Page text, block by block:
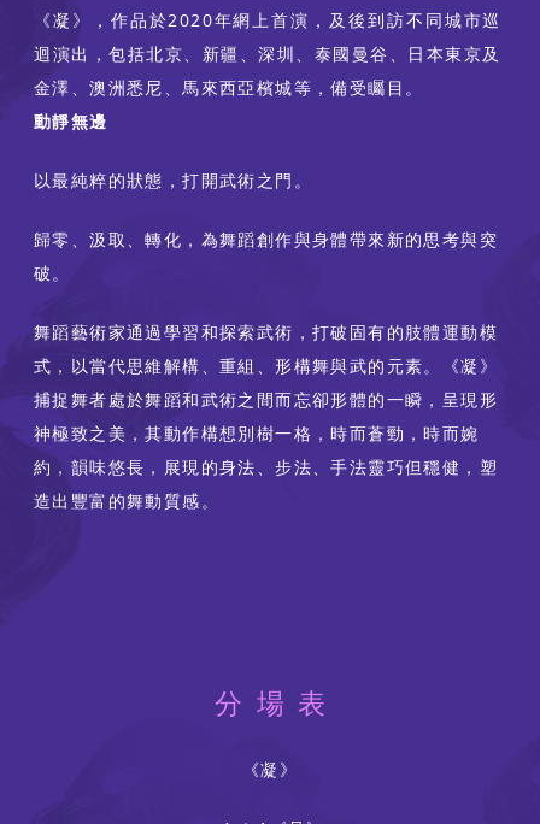
《凝》，作品於2020年網上首演，及後到訪不同城市巡
迴演出，包括北京、新疆、深圳、泰國曼谷、日本東京及
金澤、澳洲悉尼、馬來西亞檳城等，備受矚目。
動靜無邊
以最純粹的狀態，打開武術之門。
歸零、汲取、轉化，為舞蹈創作與身體帶來新的思考與突
破。
舞蹈藝術家通過學習和探索武術，打破固有的肢體運動模
式，以當代思維解構、重組、形構舞與武的元素。《凝》
捕捉舞者處於舞蹈和武術之間而忘卻形體的一瞬，呈現形
神極致之美，其動作構想別樹一格，時而蒼勁，時而婉
約，韻味悠長，展現的身法、步法、手法靈巧但穩健，塑
造出豐富的舞動質感。
分場表
《凝》